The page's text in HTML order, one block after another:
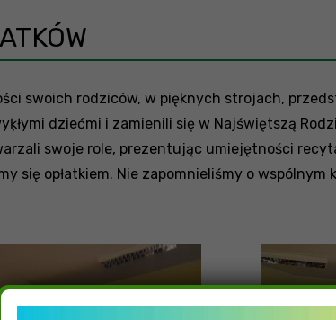
swoich rodziców, w pięknych strojach,
dziećmi i zamienili się w Najświętszą
swoje role, prezentując umiejętności
się opłatkiem. Nie zapomnieliśmy o